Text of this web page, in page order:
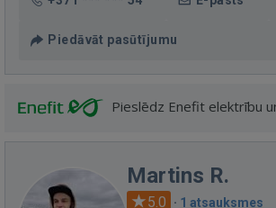
Piedāvāt pasūtījumu
Pieslēdz Enefit elektrību
Martins R.
5.0 · 1 atsauksmes